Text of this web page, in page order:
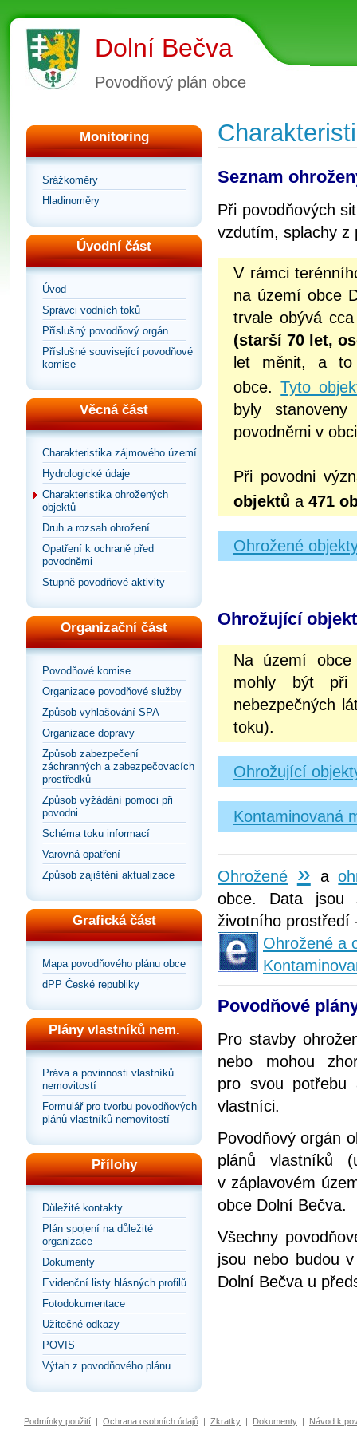
Dolní Bečva
Povodňový plán obce
Monitoring
Srážkoměry
Hladinoměry
Úvodní část
Úvod
Správci vodních toků
Příslušný povodňový orgán
Příslušné související povodňové
komise
Věcná část
Charakteristika zájmového území
Hydrologické údaje
Charakteristika ohrožených
objektů
Druh a rozsah ohrožení
Opatření k ochraně před
povodněmi
Stupně povodňové aktivity
Organizační část
Povodňové komise
Organizace povodňové služby
Způsob vyhlašování SPA
Organizace dopravy
Způsob zabezpečení
záchranných a zabezpečovacích
prostředků
Způsob vyžádání pomoci při
povodni
Schéma toku informací
Varovná opatření
Způsob zajištění aktualizace
Grafická část
Mapa povodňového plánu obce
dPP České republiky
Plány vlastníků nem.
Práva a povinnosti vlastníků
nemovitostí
Formulář pro tvorbu povodňových
plánů vlastníků nemovitostí
Přílohy
Důležité kontakty
Plán spojení na důležité
organizace
Dokumenty
Evidenční listy hlásných profilů
Fotodokumentace
Užitečné odkazy
POVIS
Výtah z povodňového plánu
Seznam
Při povodňových
vzdutím, splachy z
V rámci
na území obce
trvale obývá
(starší 70 let,
let měnit, a to
obce.Tyto
byly
povodněmi v
Při povodni
objektů a 471
Ohrožené
Ohrožující
Na území
mohly být při
nebezpečných
toku).
Ohrožující
Kontaminovaná
Ohrožené » a
obce. Data jsou
životního prostředí
Ohrožené a
Povodňové
Pro stavby
nebo mohou
pro svou potřebu
vlastníci.
Povodňový orgán
plánů vlastníků
v záplavovém
obce Dolní Bečva.
Všechny
jsou nebo budou
Dolní Bečva u
Podmínky použití | Ochrana osobních údajů | Zkratky | Dokumenty | Návod k